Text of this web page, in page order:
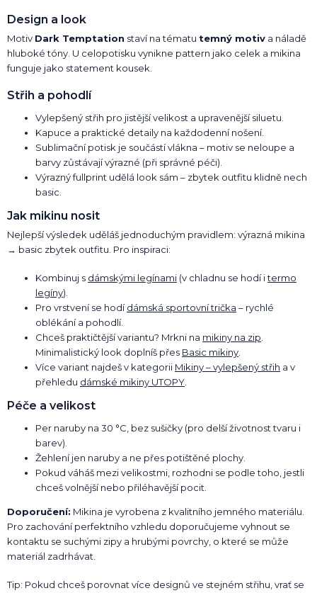
Design a look
Motiv Dark Temptation staví na tématu temný motiv a náladě
hluboké tóny. U celopotisku vynikne pattern jako celek a mikina
funguje jako statement kousek.
Střih a pohodlí
Vylepšený střih pro jistější velikost a upravenější siluetu.
Kapuce a praktické detaily na každodenní nošení.
Sublimační potisk je součástí vlákna – motiv se neloupe a
barvy zůstávají výrazné (při správné péči).
Výrazný fullprint udělá look sám – zbytek outfitu klidně nech
basic.
Jak mikinu nosit
Nejlepší výsledek uděláš jednoduchým pravidlem: výrazná mikina
→ basic zbytek outfitu. Pro inspiraci:
Kombinuj s dámskými legínami (v chladnu se hodí itermo
legíny).
Pro vrstvení se hodídámská sportovní trička – rychlé
oblékání a pohodlí.
Chceš praktičtější variantu? Mrkni na mikiny na zip
Minimalistický look doplníš přes Basic mikiny
Více variant najdeš v kategorii Mikiny – vylepšený střih a v
přehledu dámské mikiny UTOPY
Péče a velikost
Per naruby na 30 °C, bez sušičky (pro delší životnost tvaru i
barev).
Žehlení jen naruby a ne přes potištěné plochy.
Pokud váháš mezi velikostmi, rozhodni se podle toho, jestli
chceš volnější nebo přiléhavější pocit.
Doporučení: Mikina je vyrobena z kvalitního jemného materiálu.
Pro zachování perfektního vzhledu doporučujeme vyhnout se
kontaktu se suchými zipy a hrubými povrchy, o které se může
materiál zadrhávat.
Tip: Pokud chceš porovnat více designů ve stejném střihu, vrať se